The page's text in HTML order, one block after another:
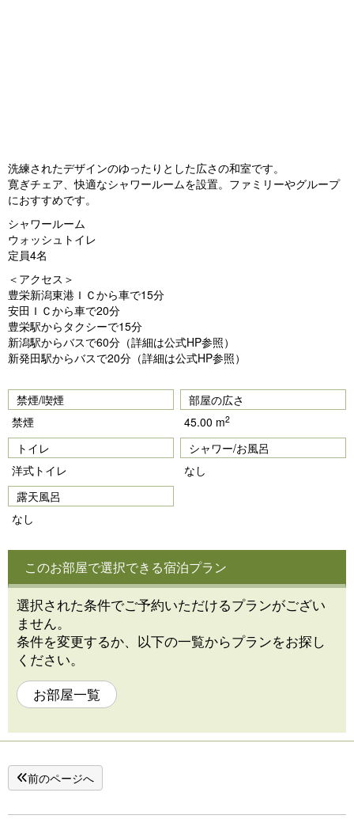
洗練されたデザインのゆったりとした広さの和室です。
寛ぎチェア、快適なシャワールームを設置。ファミリーやグループ
におすすめです。
シャワールーム
ウォッシュトイレ
定員4名
＜アクセス＞
豊栄新潟東港ＩＣから車で15分
安田ＩＣから車で20分
豊栄駅からタクシーで15分
新潟駅からバスで60分（詳細は公式HP参照）
新発田駅からバスで20分（詳細は公式HP参照）
禁煙/喫煙
禁煙
部屋の広さ
45.00 m2
トイレ
洋式トイレ
シャワー/お風呂
なし
露天風呂
なし
このお部屋で選択できる宿泊プラン
選択された条件でご予約いただけるプランがござい
ません。
条件を変更するか、以下の一覧からプランをお探し
ください。
お部屋一覧
前のページへ